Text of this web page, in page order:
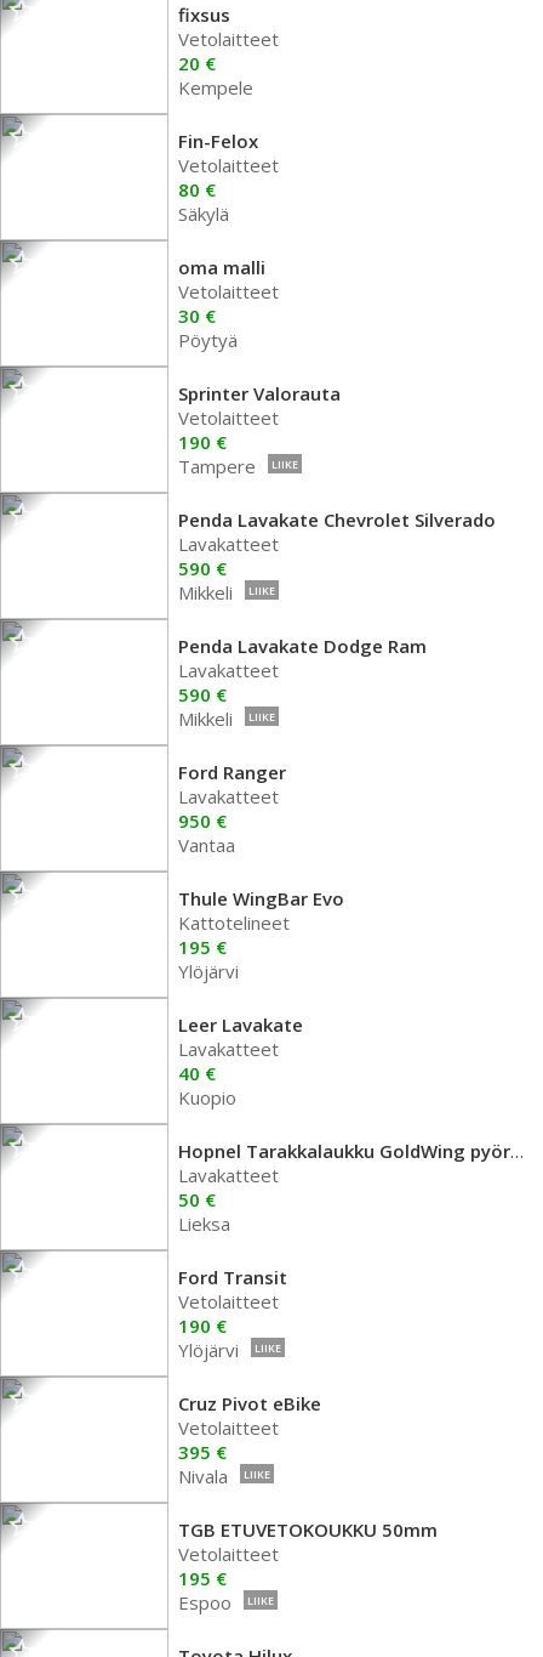
fixsus
Vetolaitteet
20 €
Kempele
Fin-Felox
Vetolaitteet
80 €
Säkylä
oma malli
Vetolaitteet
30 €
Pöytyä
Sprinter Valorauta
Vetolaitteet
190 €
Tampere
LIIKE
Penda Lavakate Chevrolet Silverado
Lavakatteet
590 €
Mikkeli
LIIKE
Penda Lavakate Dodge Ram
Lavakatteet
590 €
Mikkeli
LIIKE
Ford Ranger
Lavakatteet
950 €
Vantaa
Thule WingBar Evo
Kattotelineet
195 €
Ylöjärvi
Leer Lavakate
Lavakatteet
40 €
Kuopio
Hopnel Tarakkalaukku GoldWing pyörään
Lavakatteet
50 €
Lieksa
Ford Transit
Vetolaitteet
190 €
Ylöjärvi
LIIKE
Cruz Pivot eBike
Vetolaitteet
395 €
Nivala
LIIKE
TGB ETUVETOKOUKKU 50mm
Vetolaitteet
195 €
Espoo
LIIKE